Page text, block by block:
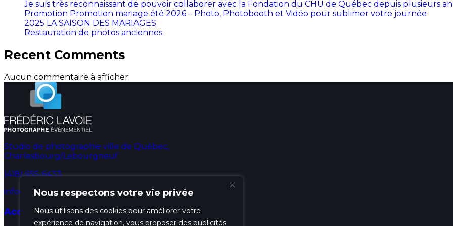
Nous respectons votre vie privée
Nous utilisons des cookies pour améliorer votre
expérience de navigation, vous proposer des publicités
Je suis très reconnaissant de pouvoir collaborer avec la Fondation du CHU de Québec depuis plusieurs
Promotion Promotion mariage été 2026 – Photo, Photobooth et Vidéo pour sublimer votre journée
2025 LA SAISON DES MARIAGES
Restauration de photos anciennes
Recent Comments
Aucun commentaire à afficher.
Studio de photographie ville de Québec,
Charlesbourg/Lebourgneuf
(418) 655-6433
info@fredphotographe.com
Accueil